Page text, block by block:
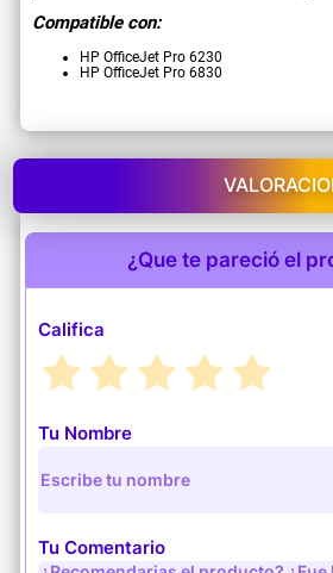
Compatible con:
HP OfficeJet Pro 6230
HP OfficeJet Pro 6830
¿Que te pareció el
Califica
Tu Nombre
Tu Comentario